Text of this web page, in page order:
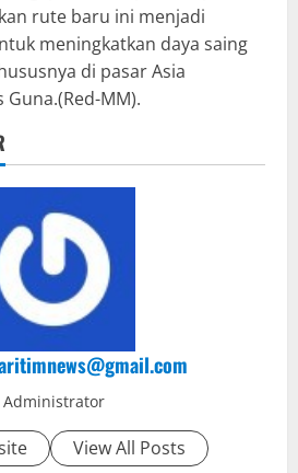
rute baru ini menjadi
meningkatkan daya saing
di pasar Asia
Guna.(Red-MM).
Administrator
View All Posts